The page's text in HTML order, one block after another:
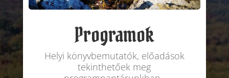
Programok
Helyi könyvbemutatók, előadások
tekinthetőek meg